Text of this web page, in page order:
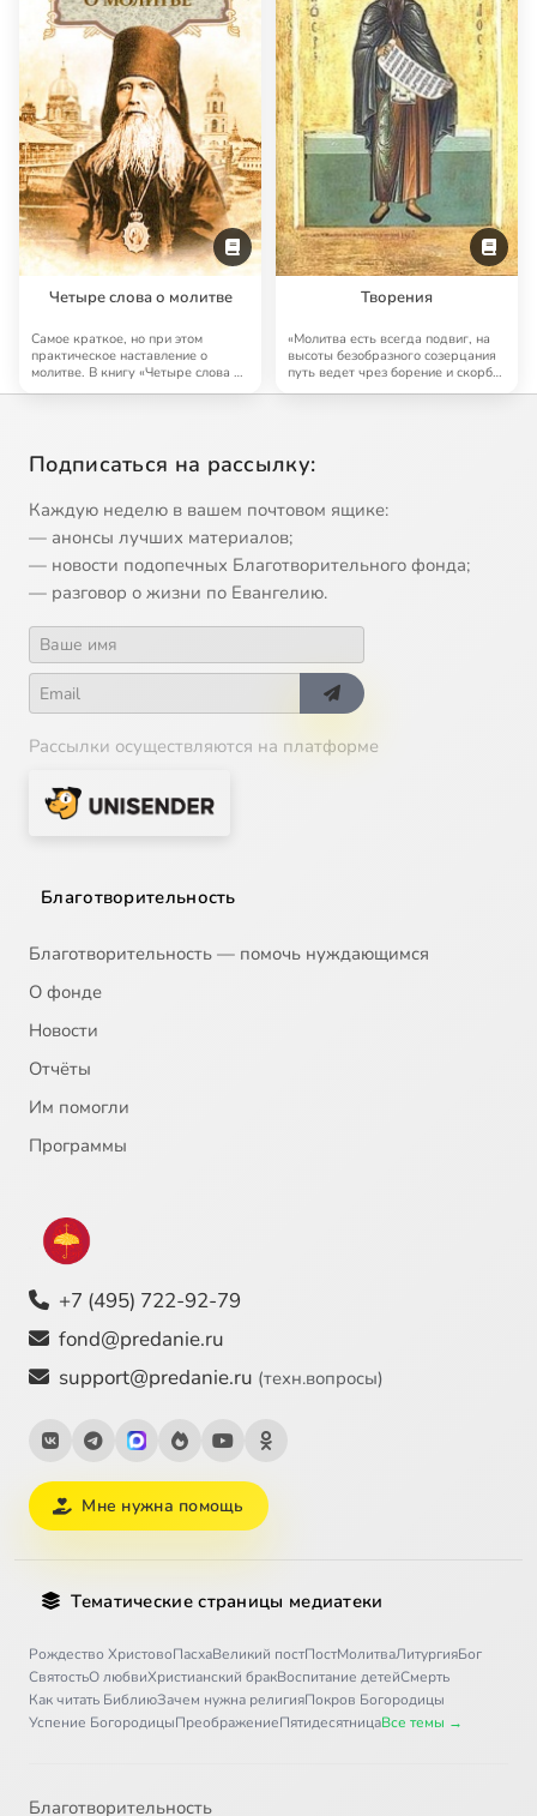
Четыре слова о молитве
Самое краткое, но при этом
практическое наставление о
молитве. В книгу «Четыре слова о
молитве» Феоф…
Творения
«Молитва есть всегда подвиг, на
высоты безобразного созерцания
путь ведет чрез борение и скорбь;
но …
Подписаться на рассылку:
Каждую неделю в вашем почтовом ящике:
— анонсы лучших материалов;
— новости подопечных Благотворительного фонда;
— разговор о жизни по Евангелию.
Рассылки осуществляются на платформе
Благотворительность
Благотворительность — помочь нуждающимся
О фонде
Новости
Отчёты
Им помогли
Программы
+7 (495) 722-92-79
fond@predanie.ru
support@predanie.ru (техн.вопросы)
Мне нужна помощь
Тематические страницы медиатеки
Рождество ХристовоПасхаВеликий постПостМолитваЛитургияБог
СвятостьО любвиХристианский бракВоспитание детейСмерть
Как читать БиблиюЗачем нужна религияПокров Богородицы
Успение БогородицыПреображениеПятидесятницаВсе темы →
Благотворительность